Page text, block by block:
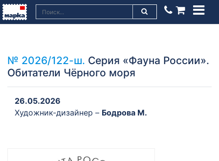
№ 2026/122-ш. Серия «Фауна России».
Обитатели Чёрного моря
26.05.2026
Художник-дизайнер – Бодрова М.